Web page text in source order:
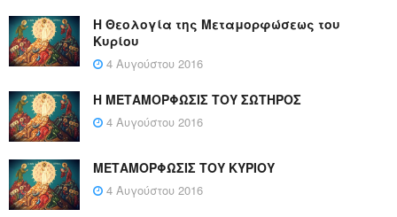
Η Θεολογία της Μεταμορφώσεως του
Κυρίου
4 Αυγούστου 2016
Η ΜΕΤΑΜΟΡΦΩΣΙΣ ΤΟΥ ΣΩΤΗΡΟΣ
4 Αυγούστου 2016
ΜΕΤΑΜΟΡΦΩΣΙΣ ΤΟΥ ΚΥΡΙΟΥ
4 Αυγούστου 2016